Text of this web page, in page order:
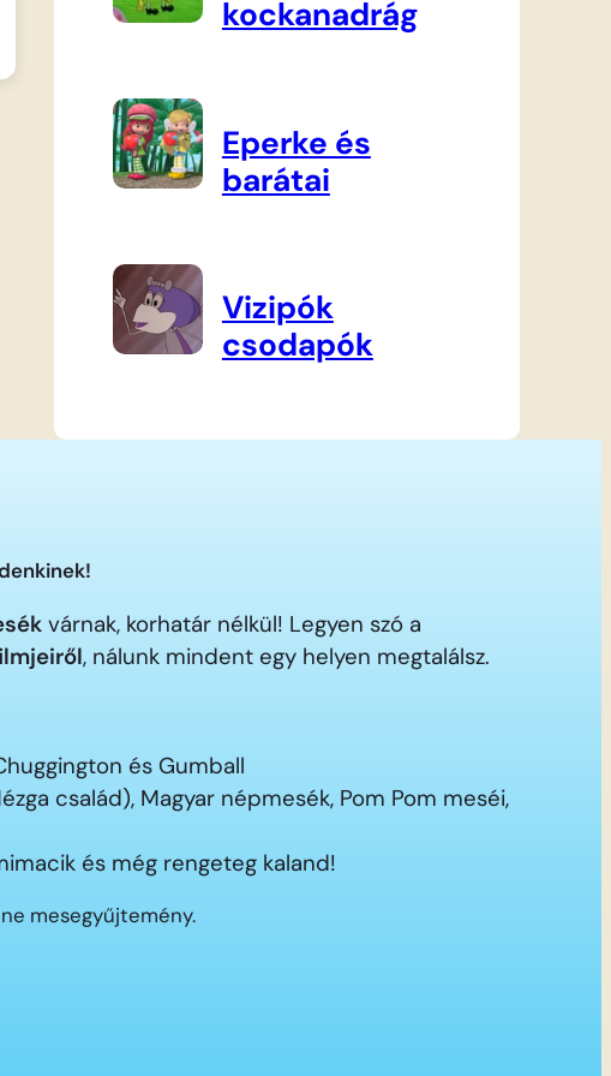
kockanadrág
Eperke és
barátai
Vizipók
csodapók
várnak, korhatár nélkül! Legyen szó a
, nálunk mindent egy helyen megtalálsz.
és Gumball
család), Magyar népmesék, Pom Pom meséi,
és még rengeteg kaland!
mesegyűjtemény.